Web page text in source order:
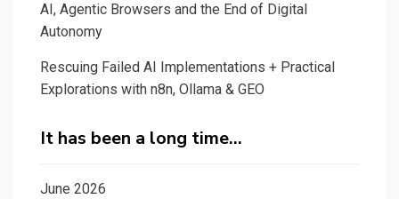
AI, Agentic Browsers and the End of Digital
Autonomy
Rescuing Failed AI Implementations + Practical
Explorations with n8n, Ollama & GEO
It has been a long time…
June 2026